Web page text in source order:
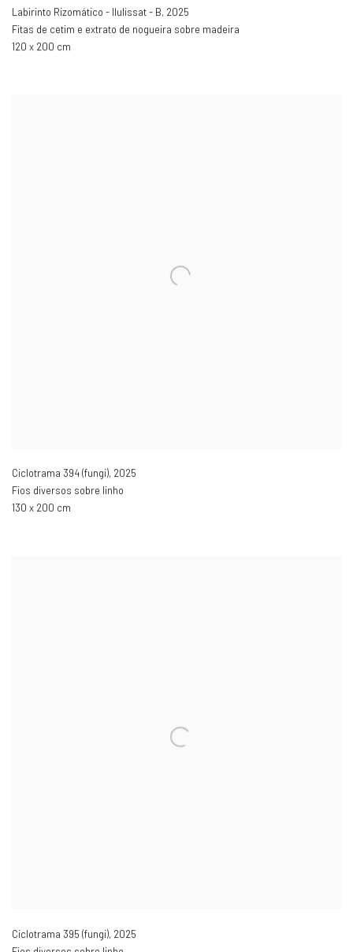
Labirinto Rizomático - Ilulissat - B, 2025
Fitas de cetim e extrato de nogueira sobre madeira
120 x 200 cm
Ciclotrama 394 (fungi), 2025
Fios diversos sobre linho
130 x 200 cm
Ciclotrama 395 (fungi), 2025